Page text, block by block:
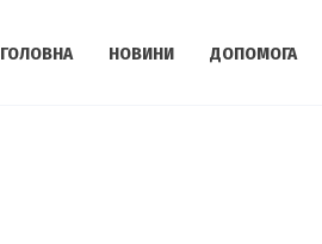
ГОЛОВНА НОВИНИ ДОПОМОГА